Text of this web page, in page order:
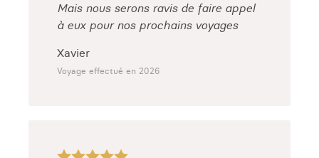
Mais nous serons ravis de faire appel
à eux pour nos prochains voyages
Xavier
Voyage effectué en 2026